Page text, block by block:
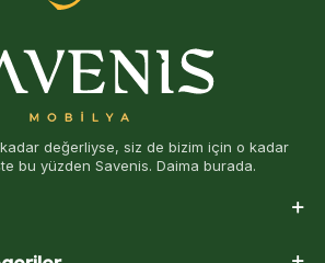
değerliyse, siz de bizim için o kadar
bu yüzden Savenis. Daima burada.